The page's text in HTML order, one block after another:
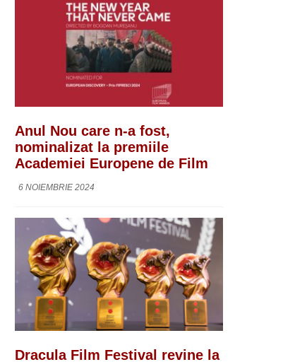
Anul Nou care n-a fost,
nominalizat la premiile
Academiei Europene de Film
6 NOIEMBRIE 2024
Dracula Film Festival revine la